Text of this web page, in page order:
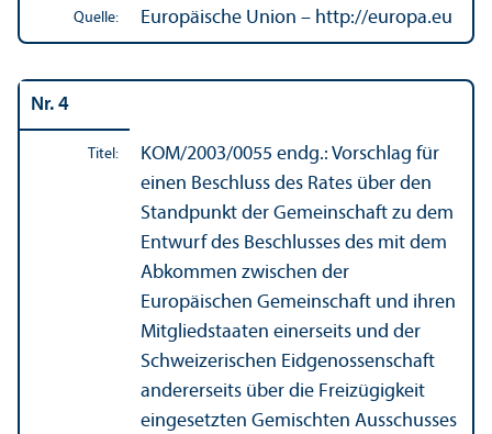
Quelle: Europäische Union – http://europa.eu
Nr. 4
Titel: KOM/2003/0055 endg.: Vorschlag für
einen Beschluss des Rates über den
Standpunkt der Gemeinschaft zu dem
Entwurf des Beschlusses des mit dem
Abkommen zwischen der
Europäischen Gemeinschaft und ihren
Mitgliedstaaten einerseits und der
Schweizerischen Eidgenossenschaft
andererseits über die Freizügigkeit
eingesetzten Gemischten Ausschusses